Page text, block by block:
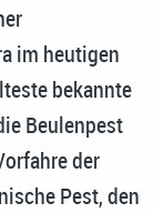
im heutigen
bekannte
Beulenpest
der
Pest, den